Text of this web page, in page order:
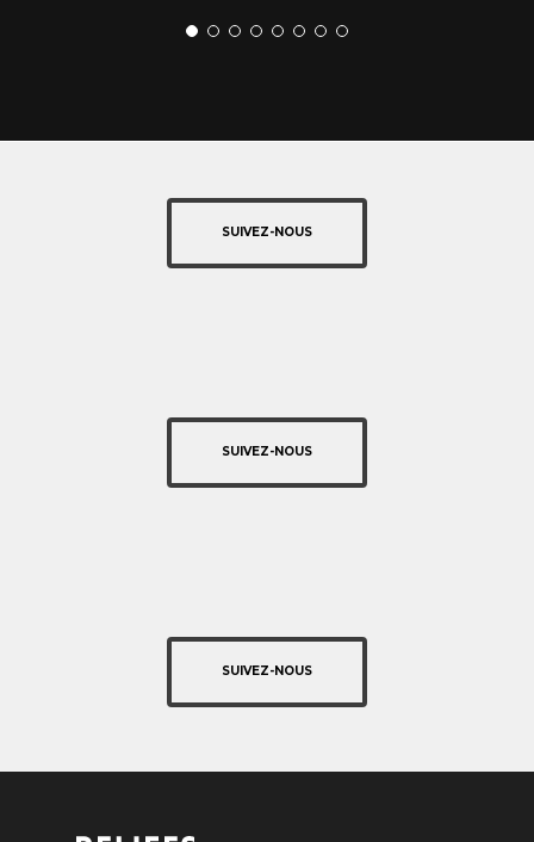
SUIVEZ-NOUS
SUIVEZ-NOUS
SUIVEZ-NOUS